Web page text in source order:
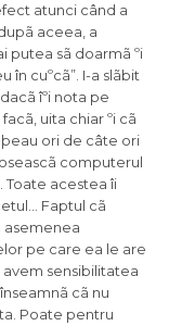
atunci când a
aceea, a
putea sã doarmã ºi
în cuºcã”. I-a slãbit
îºi nota pe
uita chiar ºi cã
ori de câte ori
computerul
Toate acestea îi
Faptul cã
pe care ea le are
sensibilitatea
cã nu
Poate pentru